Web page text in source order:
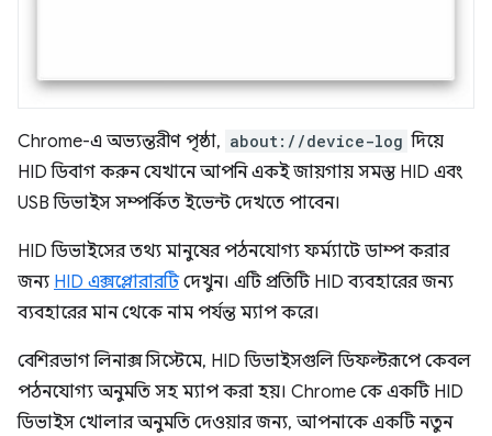
Chrome-এ অভ্যন্তরীণ পৃষ্ঠা, about://device-log দিয়ে
HID ডিবাগ করুন যেখানে আপনি একই জায়গায় সমস্ত HID এবং
USB ডিভাইস সম্পর্কিত ইভেন্ট দেখতে পাবেন।
HID ডিভাইসের তথ্য মানুষের পঠনযোগ্য ফর্ম্যাটে ডাম্প করার
জন্য HID এক্সপ্লোরারটিদেখুন। এটি প্রতিটি HID ব্যবহারের জন্য
ব্যবহারের মান থেকে নাম পর্যন্ত ম্যাপ করে।
বেশিরভাগ লিনাক্স সিস্টেমে, HID ডিভাইসগুলি ডিফল্টরূপে কেবল
পঠনযোগ্য অনুমতি সহ ম্যাপ করা হয়। Chrome কে একটি HID
ডিভাইস খোলার অনুমতি দেওয়ার জন্য, আপনাকে একটি নতুন